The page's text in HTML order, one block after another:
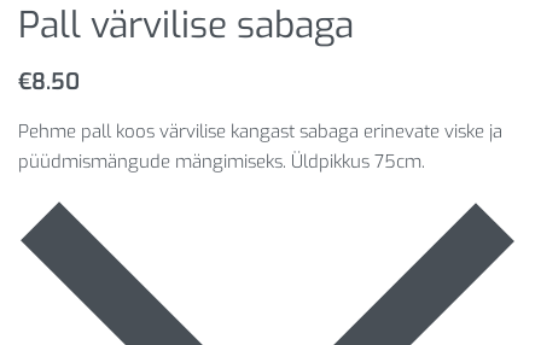
Pall värvilise sabaga
€8.50
Pehme pall koos värvilise kangast sabaga erinevate viske ja
püüdmismängude mängimiseks. Üldpikkus 75cm.